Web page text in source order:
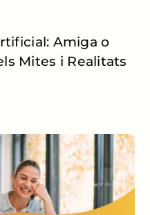
Amiga o
Mites i Realitats